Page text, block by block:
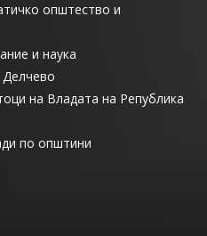
општество и
и наука
на Владата на Република
по општини